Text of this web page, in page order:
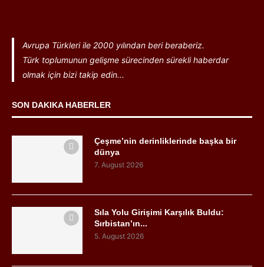
Avrupa Türkleri ile 2000 yılından beri beraberiz.
Türk toplumunun gelişme sürecinden sürekli haberdar
olmak için bizi takip edin...
SON DAKIKA HABERLER
Çeşme’nin derinliklerinde başka bir
dünya
7. August 2026
Sıla Yolu Girişimi Karşılık Buldu:
Sırbistan’ın...
5. August 2026